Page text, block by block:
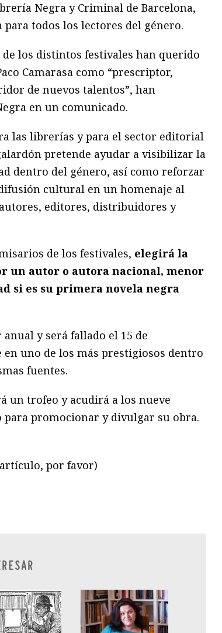
Negra y Criminal de Barcelona,
todos los lectores del género.
los distintos festivales han querido
Camarasa como “prescriptor,
de nuevos talentos”, han
en un comunicado.
las librerías y para el sector editorial
pretende ayudar a visibilizar la
dentro del género, así como reforzar
cultural en un homenaje al
editores, distribuidores y
de los festivales, elegirá la
un autor o autora nacional, menor
si es su primera novela negra
y será fallado el 15 de
uno de los más prestigiosos dentro
fuentes.
un trofeo y acudirá a los nueve
promocionar y divulgar su obra.
por favor)